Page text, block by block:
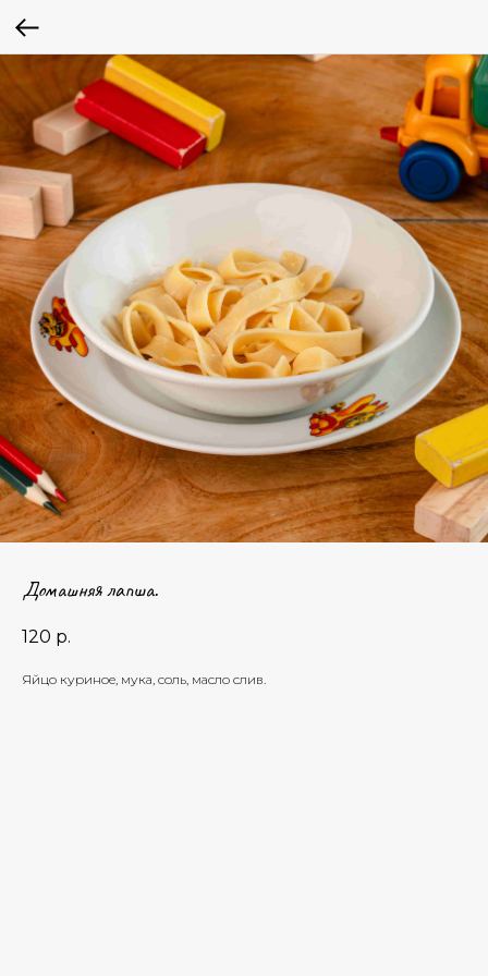
Домашняя лапша.
120 р.
Яйцо куриное, мука, соль, масло слив.